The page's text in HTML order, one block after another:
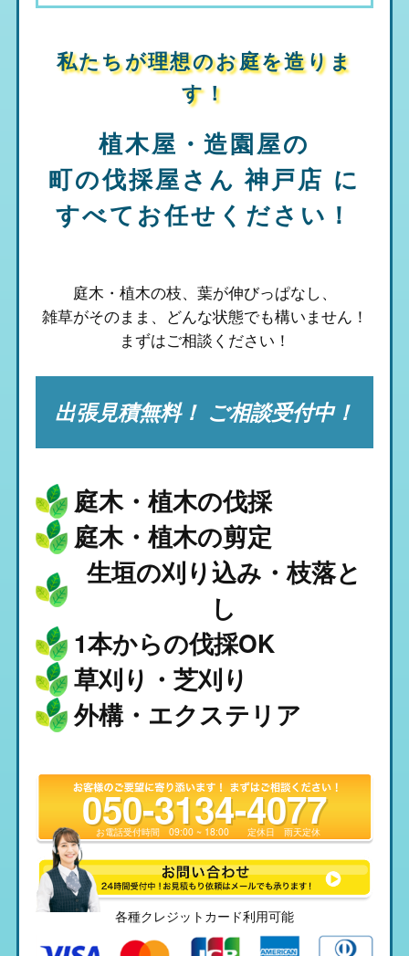
私たちが理想のお庭を造りま
す！
植木屋・造園屋の
町の伐採屋さん 神戸店 に
すべてお任せください！
庭木・植木の枝、葉が伸びっぱなし、
雑草がそのまま、 どんな状態でも構いません！
まずはご相談ください！
出張見積無料！ ご相談受付中！
庭木・植木の伐採
1本からの伐採OK
庭木・植木の剪定
草刈り・芝刈り
生垣の刈り込み・枝落と
し
外構・エクステリア
050-3134-4077
お電話受付時間09:00 ~ 18:00 定休日雨天定休
各種クレジットカード利用可能